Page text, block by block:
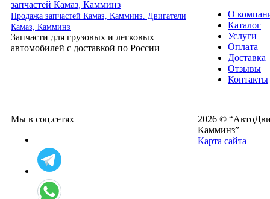
Продажа запчастей Камаз, Камминз. Двигатели
Камаз, Камминз
Запчасти для грузовых и легковых
автомобилей с доставкой по России
О
Каталог
Услуги
Оплата
Доставка
Отзывы
Контакты
Мы в соц.сетях
2026 ©
Камминз”
Карта сайта